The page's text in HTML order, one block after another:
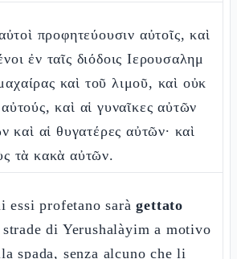
προφητεύουσιν αὐτοῖς, καὶ
ἐν ταῖς διόδοις Ιερουσαλημ
καὶ τοῦ λιμοῦ, καὶ οὐκ
καὶ αἱ γυναῖκες αὐτῶν
καὶ αἱ θυγατέρες αὐτῶν· καὶ
τὰ κακὰ αὐτῶν.
essi profetano saràgettato
di Yerushalàyim a motivo
spada, senza alcuno che li